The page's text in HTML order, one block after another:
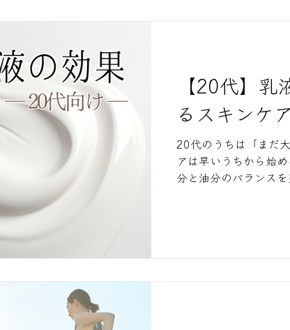
【20代】
るスキンケ
20代のうちは「まだ
アは早いうちから始
分と油分のバランス